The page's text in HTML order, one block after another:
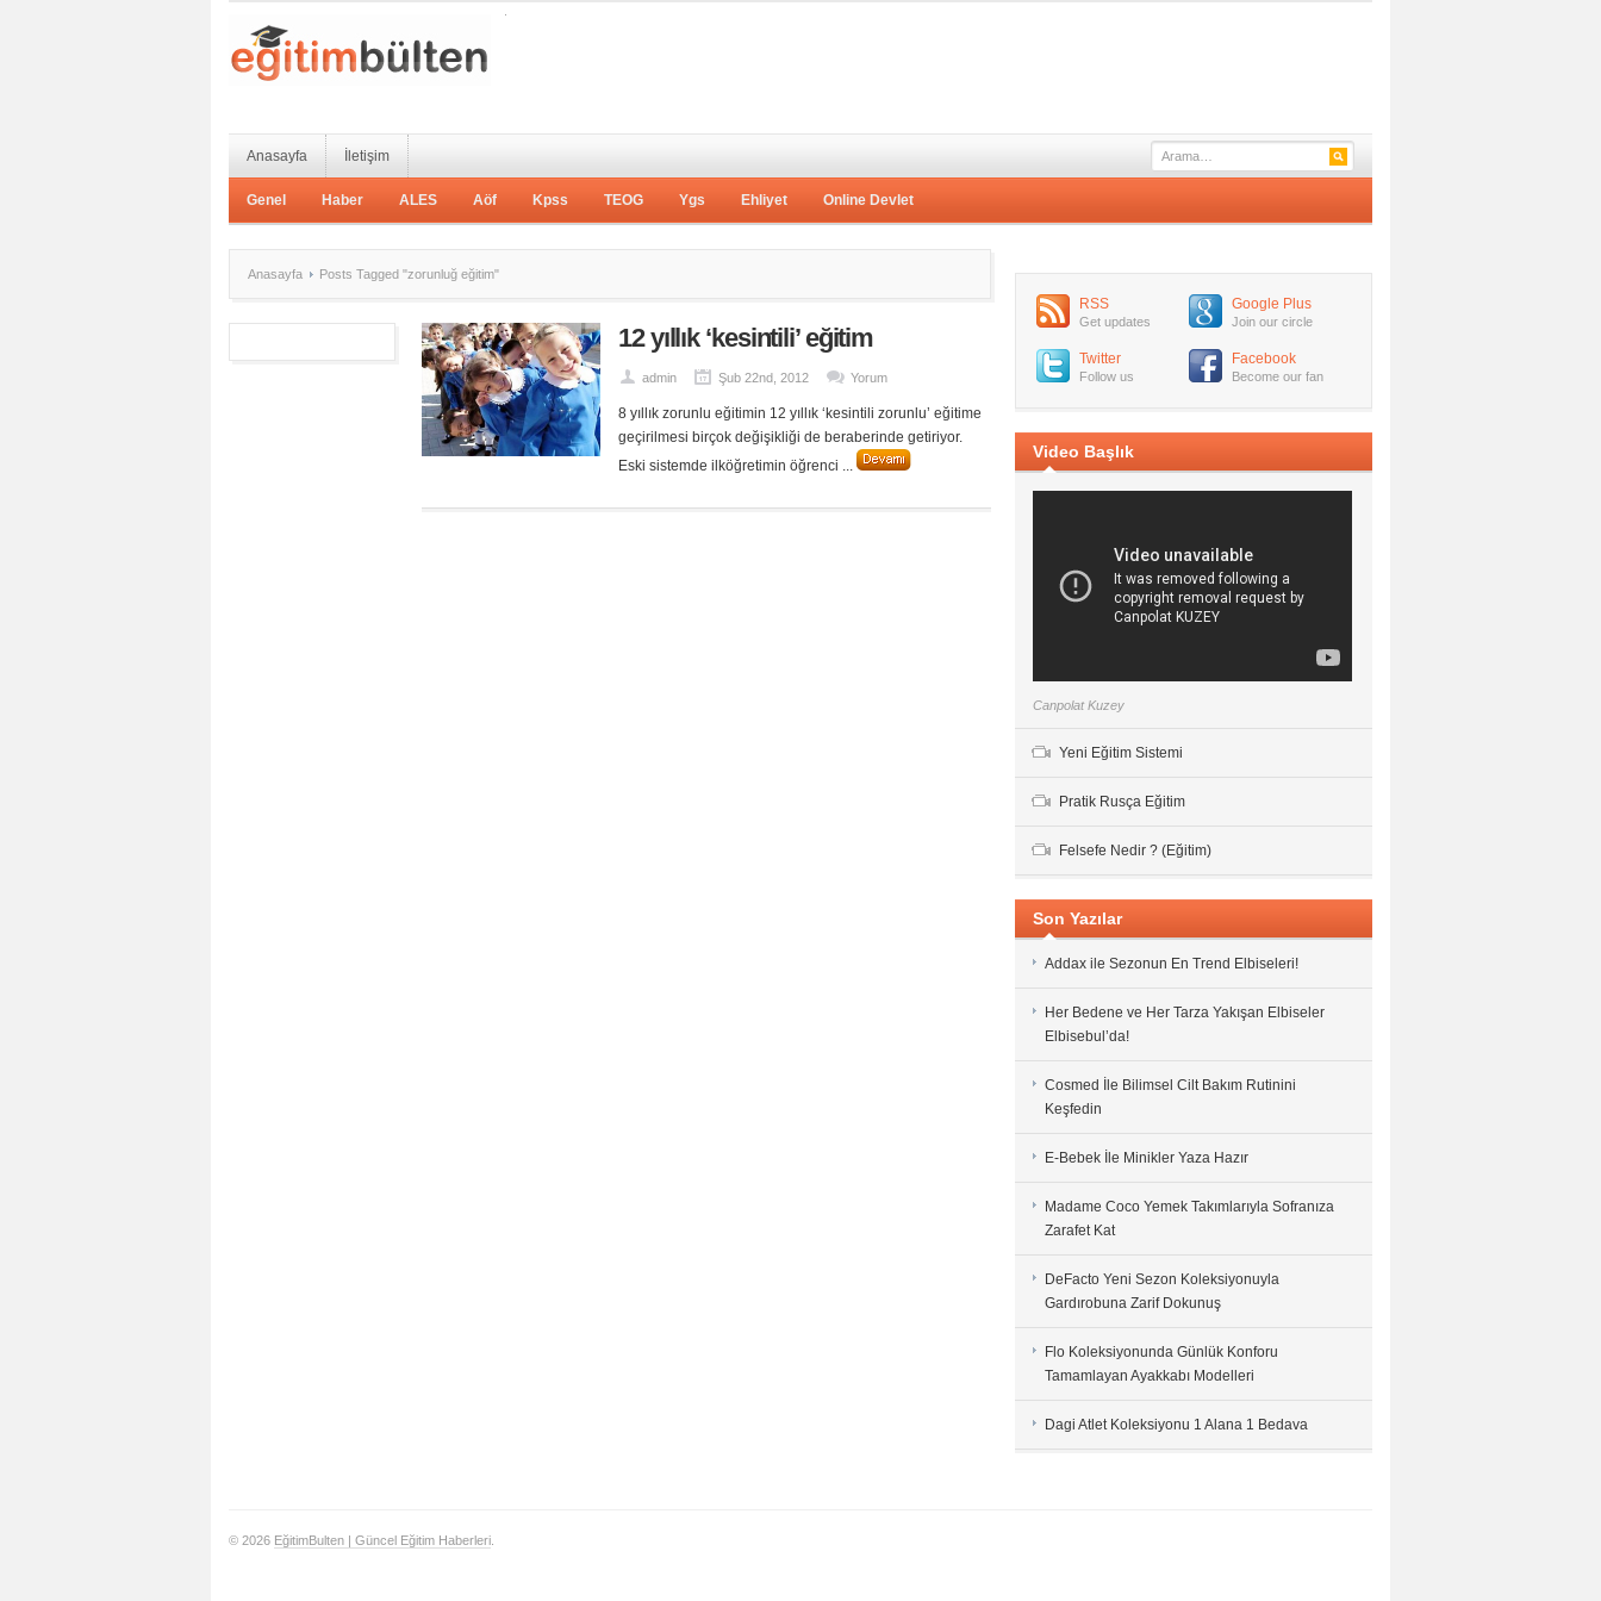
Anasayfa İletişim
Genel Haber ALES Aöf Kpss TEOG Ygs Ehliyet Online Devlet
Anasayfa Posts Tagged "zorunluğ eğitim"
12 yıllık ‘kesintili’ eğitim
admin Şub 22nd, 2012 Yorum
8 yıllık zorunlu eğitimin 12 yıllık ‘kesintili zorunlu’ eğitime
geçirilmesi birçok değişikliği de beraberinde getiriyor.
Eski sistemde ilköğretimin öğrenci ...
RSS
Get updates
Google Plus
Join our circle
Twitter
Follow us
Facebook
Become our fan
Video Başlık
Canpolat Kuzey
Yeni Eğitim Sistemi
Pratik Rusça Eğitim
Felsefe Nedir ? (Eğitim)
Son Yazılar
Addax ile Sezonun En Trend Elbiseleri!
Her Bedene ve Her Tarza Yakışan Elbiseler
Elbisebul’da!
Cosmed İle Bilimsel Cilt Bakım Rutinini
Keşfedin
E-Bebek İle Minikler Yaza Hazır
Madame Coco Yemek Takımlarıyla Sofranıza
Zarafet Kat
DeFacto Yeni Sezon Koleksiyonuyla
Gardırobuna Zarif Dokunuş
Flo Koleksiyonunda Günlük Konforu
Tamamlayan Ayakkabı Modelleri
Dagi Atlet Koleksiyonu 1 Alana 1 Bedava
© 2026 EğitimBulten | Güncel Eğitim Haberleri